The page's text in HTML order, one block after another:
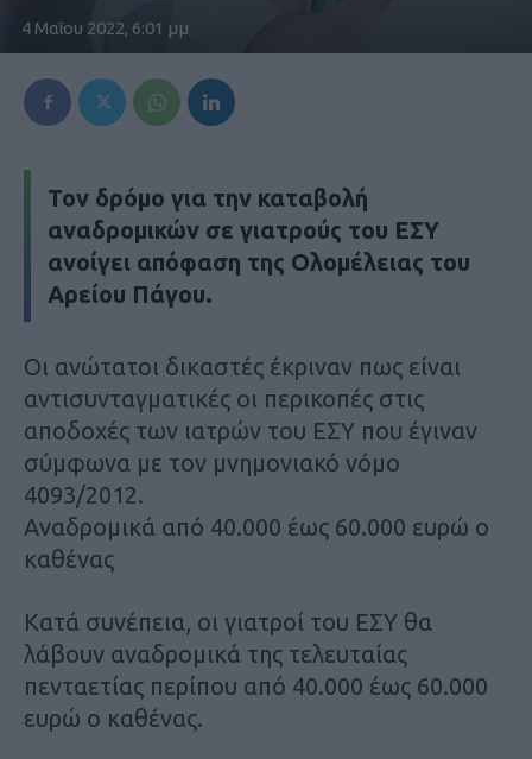
4 Μαΐου 2022, 6:01 μμ
Τον δρόμο για την καταβολή
αναδρομικών σε γιατρούς του ΕΣΥ
ανοίγει απόφαση της Ολομέλειας του
Αρείου Πάγου.
Οι ανώτατοι δικαστές έκριναν πως είναι
αντισυνταγματικές οι περικοπές στις
αποδοχές των ιατρών του ΕΣΥ που έγιναν
σύμφωνα με τον μνημονιακό νόμο
4093/2012.
Αναδρομικά από 40.000 έως 60.000 ευρώ ο
καθένας
Κατά συνέπεια, οι γιατροί του ΕΣΥ θα
λάβουν αναδρομικά της τελευταίας
πενταετίας περίπου από 40.000 έως 60.000
ευρώ ο καθένας.